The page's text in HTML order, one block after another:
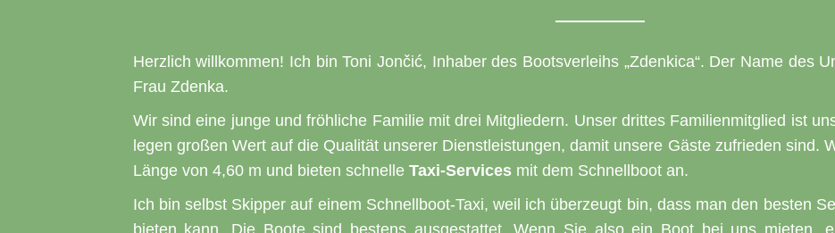
Herzlich willkommen! Ich bin Toni Jončić, Inhaber des Bootsverleihs „Zdenkica“. Der Name des
Frau Zdenka.
Wir sind eine junge und fröhliche Familie mit drei Mitgliedern. Unser drittes Familienmitglied ist
legen großen Wert auf die Qualität unserer Dienstleistungen, damit unsere Gäste zufrieden sind.
Länge von 4,60 m und bieten schnelle Taxi-Servicesmit dem Schnellboot an.
Ich bin selbst Skipper auf einem Schnellboot-Taxi, weil ich überzeugt bin, dass man den besten